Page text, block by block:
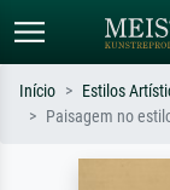
Início Estilos
Paisagem no